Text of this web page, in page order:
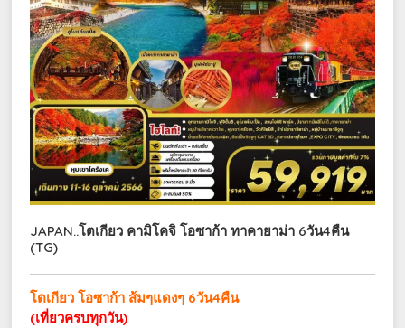
JAPAN..โตเกียว คามิโคจิ โอซาก้า ทาคายาม่า 6วัน4คืน
(TG)
โตเกียว โอซาก้า ส้มๆแดงๆ 6วัน4คืน
(เที่ยวครบทุกวัน)